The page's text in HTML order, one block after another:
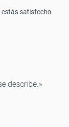
estás satisfecho
describe.»